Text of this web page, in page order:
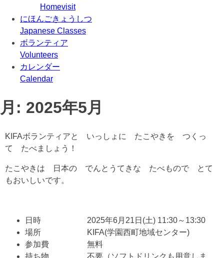
Homevisit
にほんごきょうしつ
Japanese Classes
ボランティア
Volunteers
カレンダー
Calendar
月: 2025年5月
KIFAボランティアと いっしょに たこやきを つくっ
て たべましょう！
たこやきは 日本の でんとうてきな たべもので とて
もおいしいです。
日時 2025年6月21日(土) 11:30～13:30
場所 KIFA(学園西町地域センター)
参加費 無料
持ち物 不要（ソフトドリンクも用意しま